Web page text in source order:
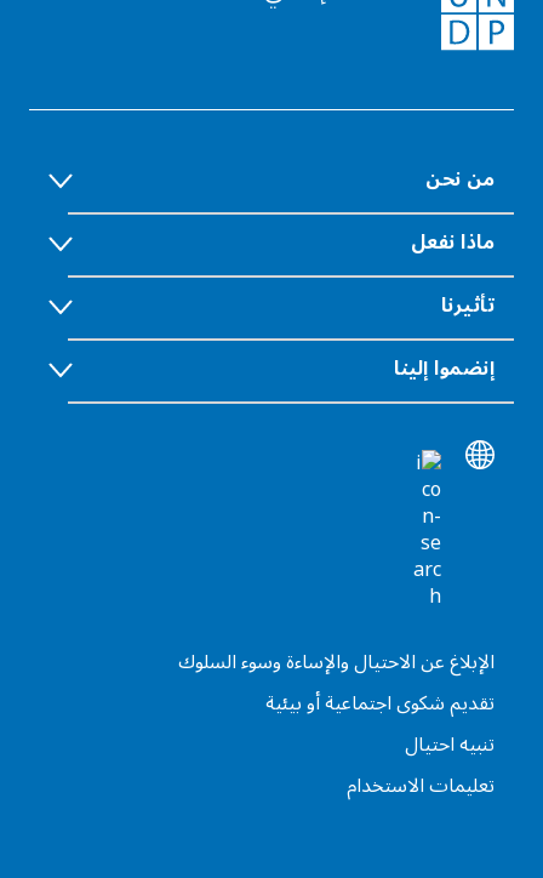
من نحن
ماذا نفعل
تأثيرنا
إنضموا إلينا
الإبلاغ عن الاحتيال والإساءة وسوء السلوك
تقديم شكوى اجتماعية أو بيئية
تنبيه احتيال
تعليمات الاستخدام